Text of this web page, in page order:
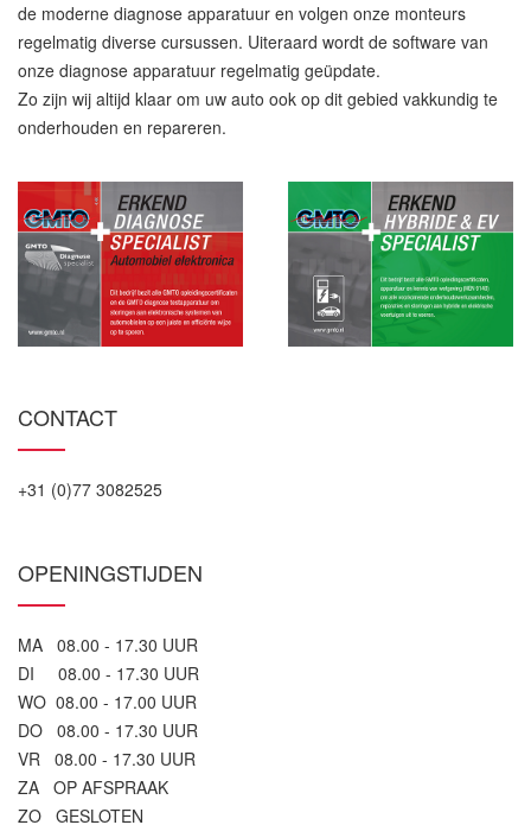
de moderne diagnose apparatuur en volgen onze monteurs
regelmatig diverse cursussen. Uiteraard wordt de software van
onze diagnose apparatuur regelmatig geüpdate.
Zo zijn wij altijd klaar om uw auto ook op dit gebied vakkundig te
onderhouden en repareren.
CONTACT
+31 (0)77 3082525
OPENINGSTIJDEN
MA 08.00 - 17.30 UUR
DI 08.00 - 17.30 UUR
WO 08.00 - 17.00 UUR
DO 08.00 - 17.30 UUR
VR 08.00 - 17.30 UUR
ZA OP AFSPRAAK
ZO GESLOTEN